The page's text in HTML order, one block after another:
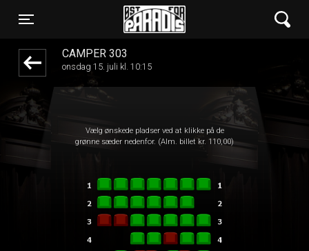
Toggle navigation
Øst for Paradis
CAMPER 303
onsdag 15. juli kl. 10:15
Vælg ønskede pladser ved at klikke på de
grønne sæder nedenfor. (Alm. billet kr. 110,00)
front05-temp 120000